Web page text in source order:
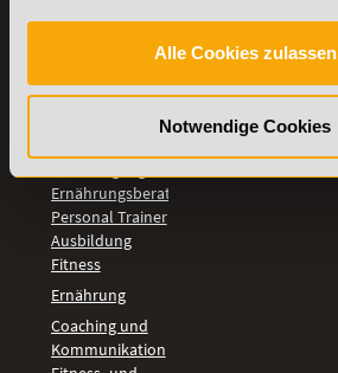
Alle Cookies zulassen
Notwendige Cookies
BILDUNGSBEREICHE
Ernährungsberater
Personal Trainer
Ausbildung
Fitness
Ernährung
Coaching und
Kommunikation